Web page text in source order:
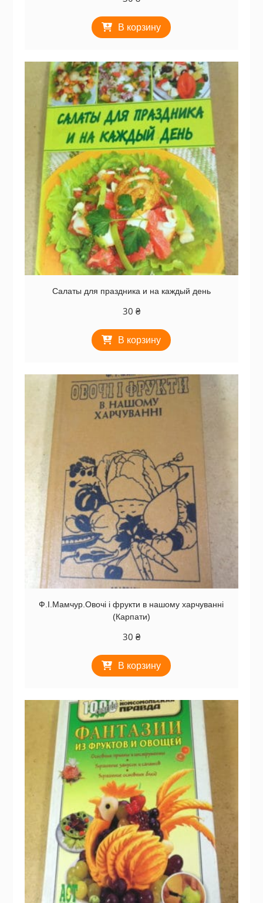
В корзину
Салаты для праздника и на каждый день
30 ₴
В корзину
Ф.І.Мамчур.Овочі і фрукти в нашому харчуванні
(Карпати)
30 ₴
В корзину